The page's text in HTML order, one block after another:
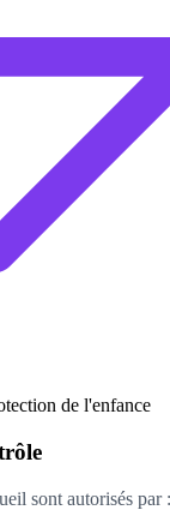
de l'enfance
sont autorisés par :